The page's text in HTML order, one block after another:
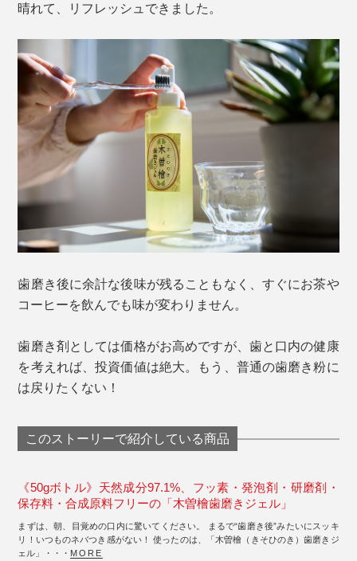
晴れて、リフレッシュできました。
歯磨き後に余計な後味が残ることもなく、すぐにお茶や
コーヒーを飲んでも味が変わりません。
歯磨き剤としては価格がお高めですが、歯と口内の健康
を考えれば、投資価値は絶大。もう、普通の歯磨き粉に
は戻りたくない！
このストーリーで紹介している商品
《50gボトル》天然成分97.1%、フッ素・発泡剤・研磨剤・
保存料・合成原料フリーの「木曽檜歯磨きジェル」
まずは、朝、目覚めの口内に驚いてください。 まるで“歯磨き後”みたいにスッキ
リ！いつものネバつき感がない！ 使ったのは、「木曽檜（きそひのき）歯磨きジ
ェル」・・・ MORE